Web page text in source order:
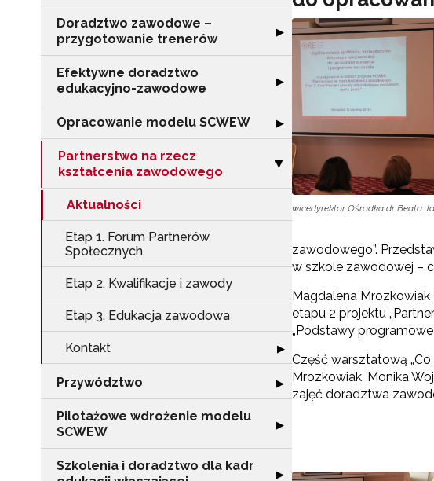
Doradztwo zawodowe –
przygotowanie trenerów
Rozwiń sekcję "Doradztwo
▶
Efektywne doradztwo
edukacyjno-zawodowe
Rozwiń sekcję "Efektywne
▶
Opracowanie modelu SCWEW Rozwiń sekcję "Opracowanie
▶
Partnerstwo na rzecz
kształcenia zawodowego
Zwiń sekcję "Partnerstwo na
▶
Aktualności
Etap 1. Forum Partnerów
Społecznych
Etap 2. Kwalifikacje i zawody
Etap 3. Edukacja zawodowa
Kontakt Rozwiń sekcję "Kontakt"
▶
Przywództwo Rozwiń sekcję "Przywództwo"
▶
Pilotażowe wdrożenie modelu
SCWEW
Rozwiń sekcję "Pilotażowe
▶
Szkolenia i doradztwo dla kadr
Rozwiń sekcję "Szkolenia i
▶
wicedyrektor Ośrodka dr Beata
zawodowego”.
w szkole zawodowej –
Magdalena Mrozkowiak
etapu 2 projektu
„Podstawy
Część warsztatową
Mrozkowiak, Monika
zajęć doradztwa